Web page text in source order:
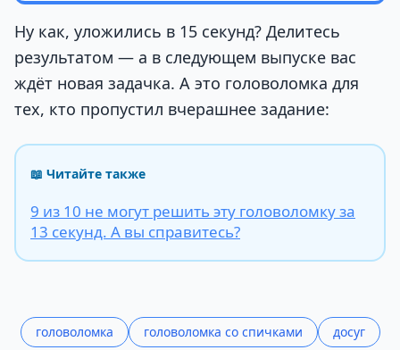
Ну как, уложились в 15 секунд? Делитесь
результатом — а в следующем выпуске вас
ждёт новая задачка. А это головоломка для
тех, кто пропустил вчерашнее задание:
📖 Читайте также
9 из 10 не могут решить эту головоломку за
13 секунд. А вы справитесь?
головоломка головоломка со спичками досуг